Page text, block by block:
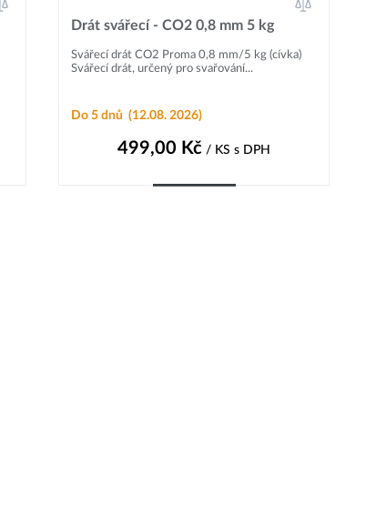
Drát svářecí - CO2 0,8 mm 5 kg
Svářecí drát CO2 Proma 0,8 mm/5 kg (cívka)
Svářecí drát, určený pro svařování...
Do 5 dnů (12.08. 2026)
499,00 Kč / KS s DPH